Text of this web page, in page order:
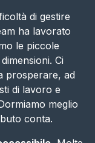
di gestire
ha lavorato
le piccole
Ci
prosperare, ad
di lavoro e
meglio
conta​.